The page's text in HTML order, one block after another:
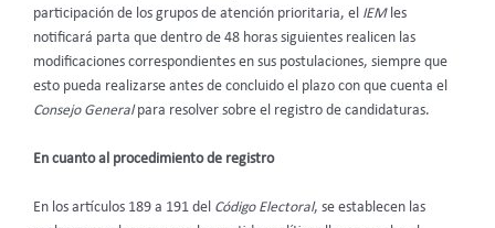
participación de los grupos de atención prioritaria, el IEMles
notificará parta que dentro de 48 horas siguientes realicen las
modificaciones correspondientes en sus postulaciones, siempre que
esto pueda realizarse antes de concluido el plazo con que cuenta el
Consejo Generalpara resolver sobre el registro de candidaturas.
En cuanto al procedimiento de registro
En los artículos 189 a 191 del Código Electoral, se establecen las